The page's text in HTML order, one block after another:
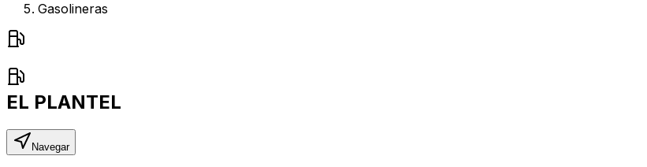
Gasolineras
EL PLANTEL
Navegar